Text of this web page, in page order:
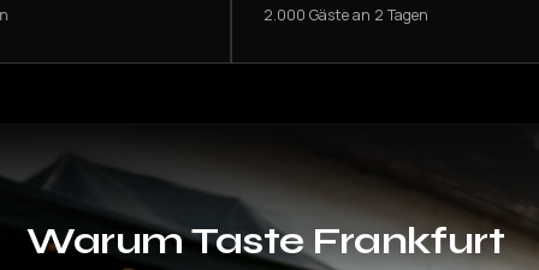
2.000 Gäste an 2 Tagen
WarumTaste Frankfurt